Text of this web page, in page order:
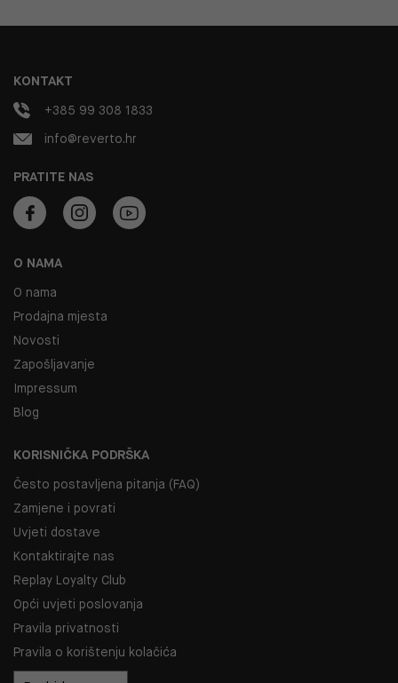
O NAMA
O nama
Prodajna mjesta
Novosti
Zapošljavanje
Impressum
Blog
KORISNIČKA PODRŠKA
Često postavljena pitanja (FAQ)
Zamjene i povrati
Uvjeti dostave
Kontaktirajte nas
Replay Loyalty Club
Opći uvjeti poslovanja
Pravila privatnosti
Pravila o korištenju kolačića
PRATITE NAS
KONTAKT
+385 99 308 1833
info@reverto.hr